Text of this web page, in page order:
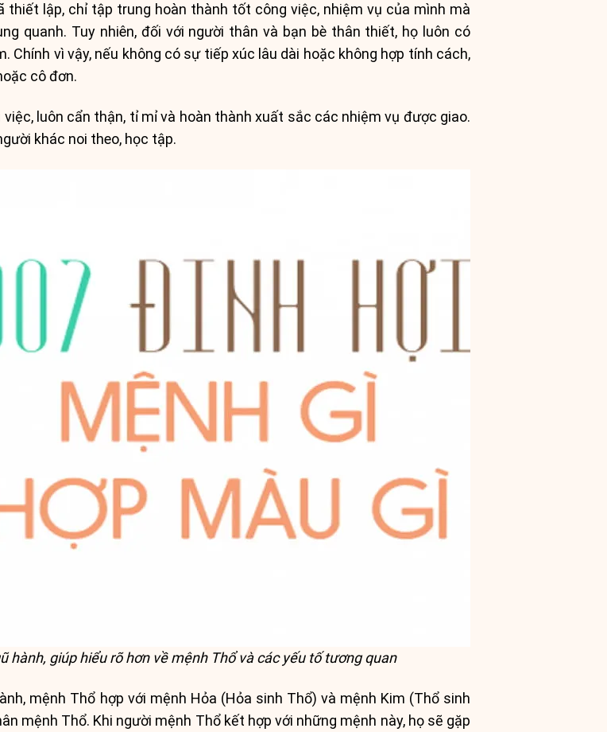
lập, chỉ tập trung hoàn thành tốt công việc, nhiệm vụ của mình mà
quanh. Tuy nhiên, đối với người thân và bạn bè thân thiết, họ luôn có
vì vậy, nếu không có sự tiếp xúc lâu dài hoặc không hợp tính cách,
cô đơn.
luôn cẩn thận, tỉ mỉ và hoàn thành xuất sắc các nhiệm vụ được giao.
khác noi theo, học tập.
giúp hiểu rõ hơn về mệnh Thổ và các yếu tố tương quan
mệnh Thổ hợp với mệnh Hỏa (Hỏa sinh Thổ) và mệnh Kim (Thổ sinh
mệnh Thổ. Khi người mệnh Thổ kết hợp với những mệnh này, họ sẽ gặp